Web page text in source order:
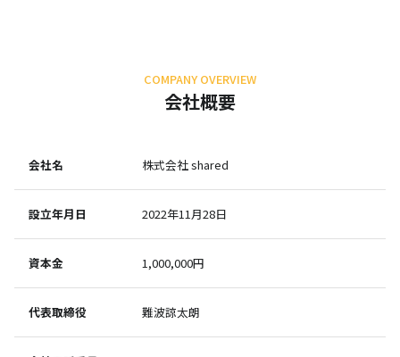
COMPANY OVERVIEW
会社概要
会社名 株式会社 shared
設立年月日 2022年11月28日
資本金 1,000,000円
代表取締役 難波諒太朗